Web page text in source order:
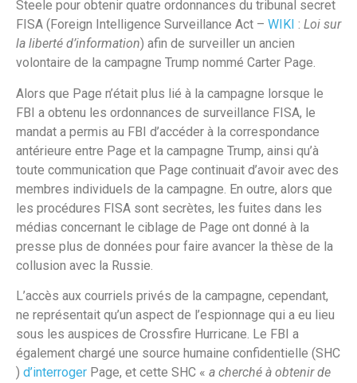
Steele pour obtenir quatre ordonnances du tribunal secret
FISA (Foreign Intelligence Surveillance Act – WIKI : Loi sur
la liberté d’information) afin de surveiller un ancien
volontaire de la campagne Trump nommé Carter Page.
Alors que Page n’était plus lié à la campagne lorsque le
FBI a obtenu les ordonnances de surveillance FISA, le
mandat a permis au FBI d’accéder à la correspondance
antérieure entre Page et la campagne Trump, ainsi qu’à
toute communication que Page continuait d’avoir avec des
membres individuels de la campagne. En outre, alors que
les procédures FISA sont secrètes, les fuites dans les
médias concernant le ciblage de Page ont donné à la
presse plus de données pour faire avancer la thèse de la
collusion avec la Russie.
L’accès aux courriels privés de la campagne, cependant,
ne représentait qu’un aspect de l’espionnage qui a eu lieu
sous les auspices de Crossfire Hurricane. Le FBI a
également chargé une source humaine confidentielle (SHC
) d’interroger Page, et cette SHC « a cherché à obtenir de